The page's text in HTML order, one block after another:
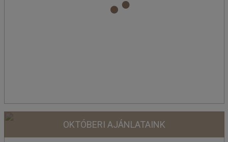
OKTÓBERI AJÁNLATAINK